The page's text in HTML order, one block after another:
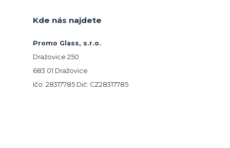
Kde nás najdete
Promo Glass, s.r.o.
Dražovice 250
683 01 Dražovice
Ičo: 28317785 Dič: CZ28317785